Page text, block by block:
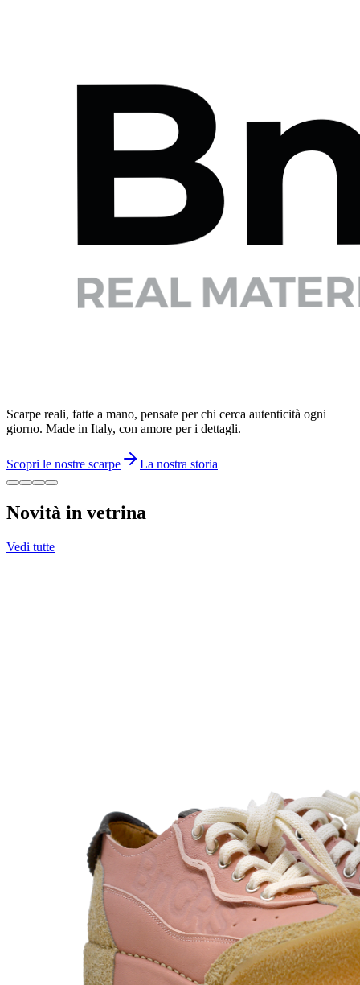
Scarpe reali, fatte a mano, pensate per chi cerca autenticità ogni
giorno. Made in Italy, con amore per i dettagli.
Scopri le nostre scarpe La nostra storia
Novità in vetrina
Vedi tutte